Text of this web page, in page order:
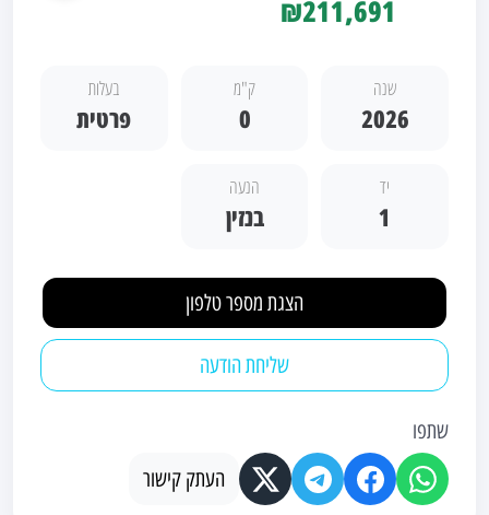
₪211,691
שנה
2026
ק"מ
0
בעלות
פרטית
יד
1
הנעה
בנזין
הצגת מספר טלפון
שליחת הודעה
שתפו
העתק קישור